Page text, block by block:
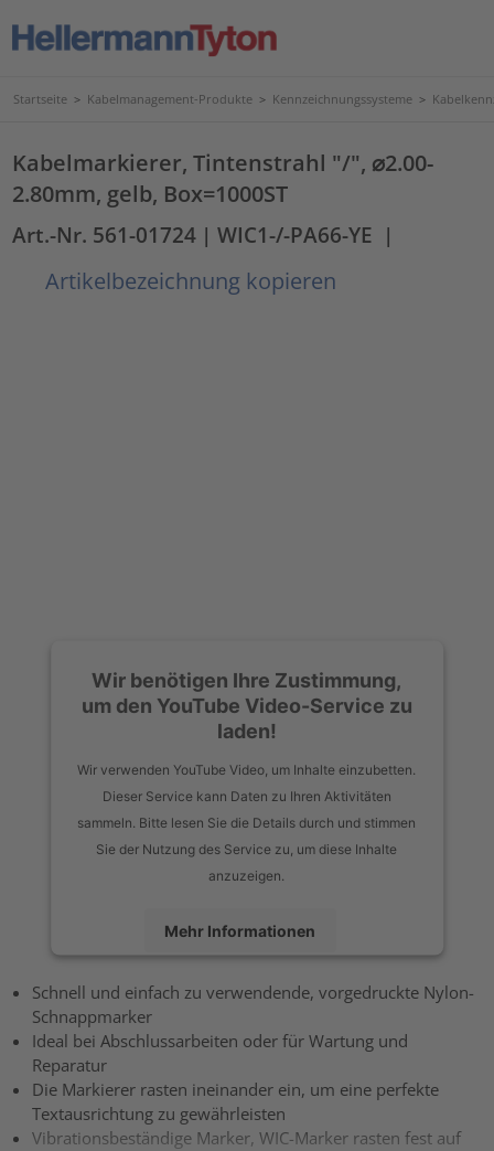
Startseite > Kabelmanagement-Produkte > Kennzeichnungssysteme >
Kabelmarkierer, Tintenstrahl "/", ⌀2.00-
2.80mm, gelb, Box=1000ST
Art.-Nr. 561-01724 | WIC1-/-PA66-YE |
Artikelbezeichnung kopieren
Wir benötigen Ihre Zustimmung,
um den YouTube Video-Service zu
laden!
Wir verwenden YouTube Video, um Inhalte einzubetten.
Dieser Service kann Daten zu Ihren Aktivitäten
sammeln. Bitte lesen Sie die Details durch und stimmen
Sie der Nutzung des Service zu, um diese Inhalte
anzuzeigen.
Mehr Informationen
Akzeptieren
powered by
Schnell und einfach zu verwendende, vorgedruckte Nylon-
Schnappmarker
Ideal bei Abschlussarbeiten oder für Wartung und
Reparatur
Die Markierer rasten ineinander ein, um eine perfekte
Textausrichtung zu gewährleisten
Vibrationsbeständige Marker, WIC-Marker rasten fest auf